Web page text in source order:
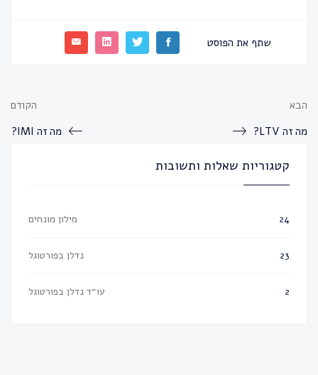
שתף את הפוסט
הקודם
מה זה IMI?
הבא
מה זה LTV?
קטגוריות שאלות ותשובות
מילון מונחים 24
נדלן בפורטוגל 23
עו״ד נדלן בפורטוגל 2